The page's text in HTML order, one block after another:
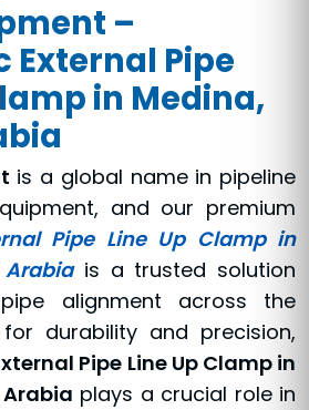
–
External Pipe
in Medina,
is a global name in pipeline
and our premium
Pipe Line Up Clamp in
is a trusted solution
alignment across the
for durability and precision,
Pipe Line Up Clamp in
plays a crucial role in